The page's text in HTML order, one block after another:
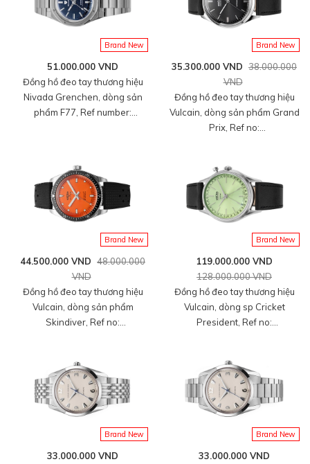
Brand New
51.000.000 VND
Đồng hồ đeo tay thương hiệu
Nivada Grenchen, dòng sản
phẩm F77, Ref number:
mới 100%
Brand New
35.300.000 VND 38.000.000
VND
Đồng hồ đeo tay thương hiệu
Vulcain, dòng sản phẩm Grand
Prix, Ref no:
động, vỏ đồng hồ thép không
gỉ 316L, dây da bê màu đen,
hàng mới 100%
Brand New
44.500.000 VND 48.000.000
VND
Đồng hồ đeo tay thương hiệu
Vulcain, dòng sản phẩm
Skindiver, Ref no:
động, vỏ đồng hồ thép không
gỉ 316L, dây cao su đen, hàng
mới 100%
Brand New
119.000.000 VND
128.000.000 VND
Đồng hồ đeo tay thương hiệu
Vulcain, dòng sp Cricket
President, Ref no:
36mm, máy lên cót tay, vỏ thép
không gỉ 316L, dây da bê màu
đen, mới 100%
Brand New
33.000.000 VND
Brand New
33.000.000 VND